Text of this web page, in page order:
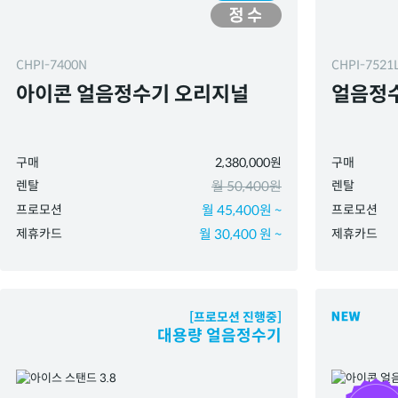
CHPI-7400N
아이콘 얼음정수기 오리지널
구매
2,380,000원
렌탈
월 50,400원
프로모션 월 45,400원 ~
제휴카드 월 30,400 원 ~
CHPI-
얼음정
구매
렌탈
프로모션
제휴카드
[프로모션 진행중]
대용량 얼음정수기